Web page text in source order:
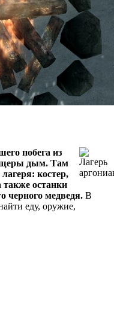
побега из
дым. Там
костер,
также останки
черного медведя. В
еду, оружие,